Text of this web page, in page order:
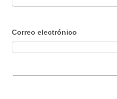
Correo electrónico